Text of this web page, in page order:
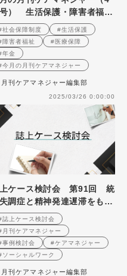
） 生活保護・障害者福
権利擁護・医療保険・年金
わかる社会保障制度2025
社会保障制度
#生活保護
障害者福祉
#医療保障
年金
今月の月刊ケアマネジャー
月刊ケアマネジャー編集部
2025/03/26 0:00:00
ケース検討会 第91回 統
調症と精神発達遅滞をもつ
の入院患者への支援とアセ
ントを考える （2007年12
掲載）
誌上ケース検討会
月刊ケアマネジャー
事例検討会
#ケアマネジャー
ソーシャルワーク
月刊ケアマネジャー編集部